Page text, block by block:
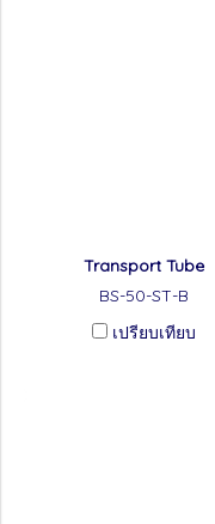
Transport Tube
BS-50-ST-B
เปรียบเทียบ